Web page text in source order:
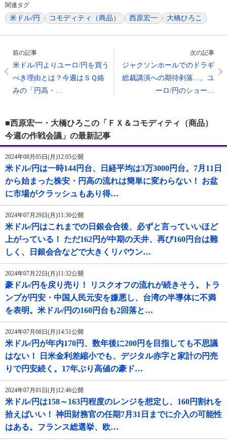
関連タグ
米ドル/円 コモディティ（商品） 西原宏一 大橋ひろこ
前の記事
米ドル/円よりユーロ/円を買う
べき理由とは？今週はＳＱ絡
みの「円高・…
次の記事
ジャクソンホールでのドラギ
総裁講演への期待剥落…。ユ
ーロ/円のショー…
■西原宏一・大橋ひろこの「ＦＸ＆コモディティ（商品）
今週の作戦会議」の最新記事
2024年08月05日(月)12:05公開
米ドル/円は一時144円台、日経平均は3万3000円台。7月11日
から始まった株安・円高の流れは簡単に変わらない！ お盆
に市場がクラッシュもあり得…
2024年07月29日(月)11:30公開
米ドル/円はこれまでの日銀会合後、必ずと言っていいほど
上がっている！ ただ162円が中期の天井、再び160円台は難
しく、日銀会合などで大きくリバウン…
2024年07月22日(月)11:32公開
豪ドル/円を戻り売り！ リスクオフの流れが続きそう。トラ
ンプが円安・中国人民元安を嫌悪し、台湾の半導体に不満
を表明。米ドル/円の160円台も2回落と…
2024年07月08日(月)14:51公開
米ドル/円が年内170円、数年後に200円を目指しても不思議
はない！ 日米金利差縮小でも、デジタル赤字と家計の円売
りで円安続く。17年ぶり高値の豪ド…
2024年07月01日(月)12:46公開
米ドル/円は158～163円程度のレンジを想定し、160円割れを
拾えばいい！ 神田財務官の任期7月31日までに介入の可能性
はある。フランス総選挙、欧…